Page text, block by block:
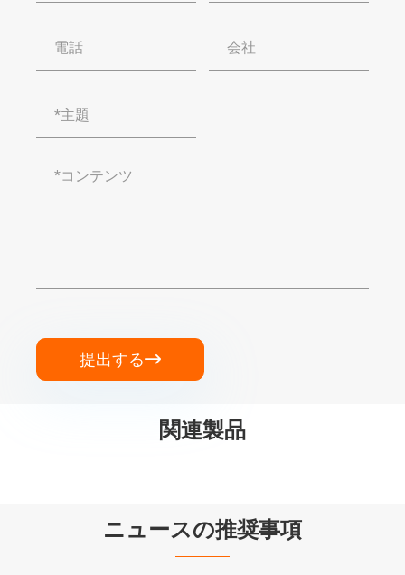
提出する
関連製品
ニュースの推奨事項